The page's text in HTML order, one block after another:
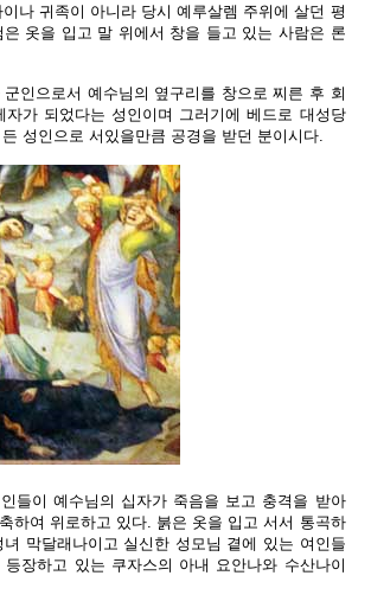
나 귀족이 아니라 당시 예루살렘 주위에 살던 평
옷을 입고 말 위에서 창을 들고 있는 사람은 론
인으로서 예수님의 옆구리를 창으로 찌른 후 회
자가 되었다는 성인이며 그러기에 베드로 대성당
성인으로 서있을만큼 공경을 받던 분이시다.
들이 예수님의 십자가 죽음을 보고 충격을 받아
하여 위로하고 있다. 붉은 옷을 입고 서서 통곡하
막달래나이고 실신한 성모님 곁에 있는 여인들
장하고 있는 쿠자스의 아내 요안나와 수산나이